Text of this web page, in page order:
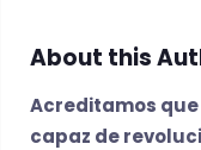
About this
Acreditamos
capaz de